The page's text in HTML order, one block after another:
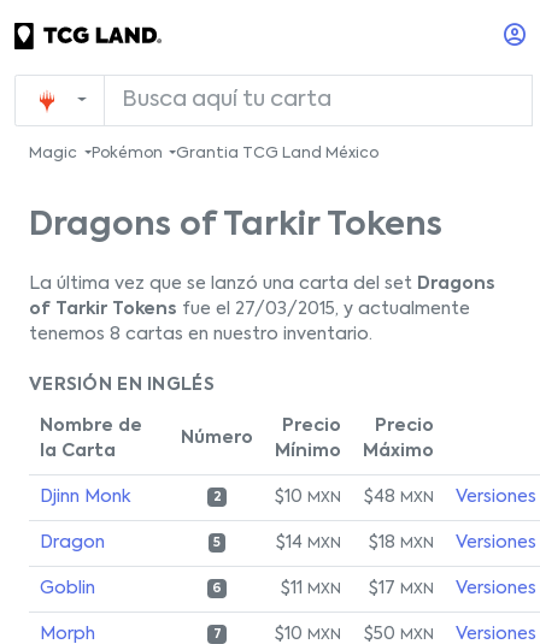
Magic Pokémon Grantia TCG Land México
Dragons of Tarkir Tokens
La última vez que se lanzó una carta del set Dragons
of Tarkir Tokens fue el 27/03/2015, y actualmente
tenemos 8 cartas en nuestro inventario.
VERSIÓN EN INGLÉS
Nombre de
la Carta
Número
Precio
Mínimo
Precio
Máximo
Djinn Monk 2 $10 MXN $48 MXN Versiones
Dragon 5 $14 MXN $18 MXN Versiones
Goblin 6 $11 MXN $17 MXN Versiones
Morph 7 $10 MXN $50 MXN Versiones